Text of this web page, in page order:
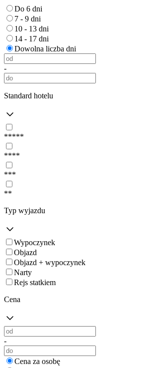
Do 6 dni
7 - 9 dni
10 - 13 dni
14 - 17 dni
Dowolna liczba dni
-
Standard hotelu
*****
****
***
**
Typ wyjazdu
Wypoczynek
Objazd
Objazd + wypoczynek
Narty
Rejs statkiem
Cena
-
Cena za osobę